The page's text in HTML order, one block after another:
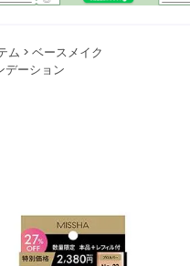
ム
ベースメイク
デーション